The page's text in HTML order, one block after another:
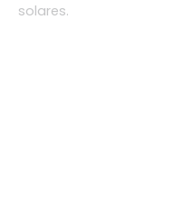
solares.